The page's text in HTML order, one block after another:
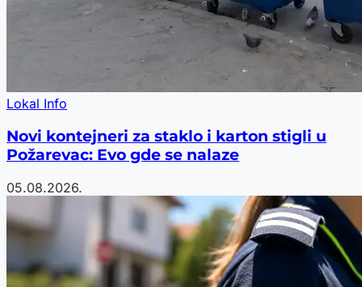
Lokal Info
Novi kontejneri za staklo i karton stigli u
Požarevac: Evo gde se nalaze
05.08.2026.